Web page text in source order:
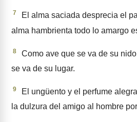
7
El alma saciada desprecia el
alma hambrienta todo lo amargo
8
Como ave que se va de su
se va de su lugar.
9
El ungüento y el perfume
la dulzura del amigo al hombre